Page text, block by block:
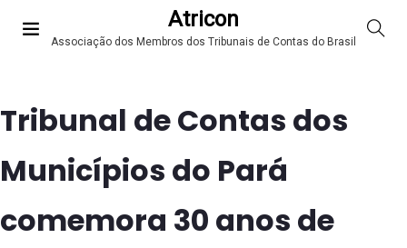
Atricon
Associação dos Membros dos Tribunais de Contas do Brasil
Tribunal de Contas dos
Municípios do Pará
comemora 30 anos de